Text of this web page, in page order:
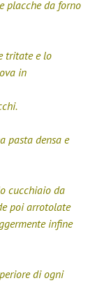
placche da forno
tritate e lo
in
pasta densa e
cucchiaio da
poi arrotolate
infine
di ogni